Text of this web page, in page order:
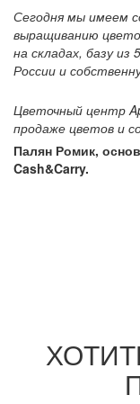
Сегодня мы имеем
выращиванию
на складах, базу
России и
Цветочный центр
продаже цветов и
Палян Ромик,
Cash&Carry.